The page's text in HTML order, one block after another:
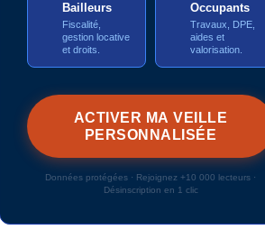
Bailleurs
Fiscalité,
gestion locative
et droits.
Occupants
Travaux, DPE,
aides et
valorisation.
Données protégées · Rejoignez +10 000 lecteurs ·
Désinscription en 1 clic